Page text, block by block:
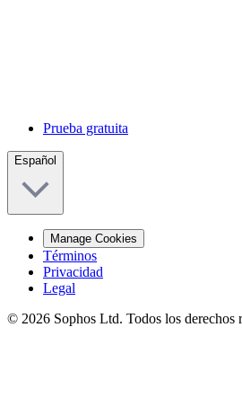
Prueba gratuita
Español
Manage Cookies
Términos
Privacidad
Legal
© 2026 Sophos Ltd. Todos los derechos